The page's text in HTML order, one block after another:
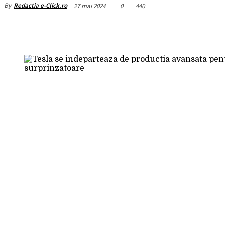
By Redactia e-Click.ro 27 mai 2024 0 440